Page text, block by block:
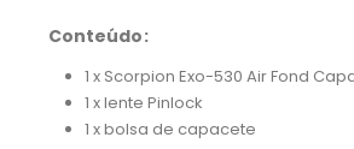
Conteúdo:
1 x Scorpion Exo-530 Air Fond
1 x lente Pinlock
1 x bolsa de capacete